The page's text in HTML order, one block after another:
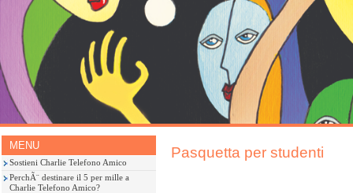
MENU
Sostieni Charlie Telefono Amico
PerchÃ¨ destinare il 5 per mille a
Charlie Telefono Amico?
Pasquetta per studenti